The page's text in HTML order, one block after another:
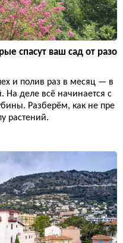
спасут ваш сад от разо
и полив раз в месяц — в
На деле всё начинается с
Разберём, как не пре
растений.